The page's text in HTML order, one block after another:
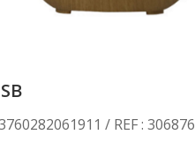
/ REF : 306876